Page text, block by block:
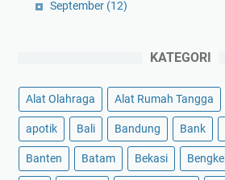
September (12)
KATEGORI
Alat Olahraga Alat Rumah Tangga
apotik Bali Bandung Bank
Banten Batam Bekasi Bengkel